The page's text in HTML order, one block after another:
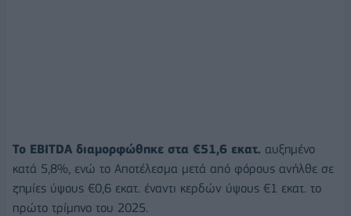
Το EBITDA διαμορφώθηκε στα €51,6 εκατ. αυξημένο
κατά 5,8%, ενώ το Αποτέλεσμα μετά από φόρους ανήλθε σε
ζημίες ύψους €0,6 εκατ. έναντι κερδών ύψους €1 εκατ. το
πρώτο τρίμηνο του 2025.